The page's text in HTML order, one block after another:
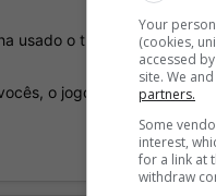
usado o tupi-guarani no
o jogo está muito
Your
(cookies,
accessed
site. We
partners.
Some
interest,
for a link at
withdraw